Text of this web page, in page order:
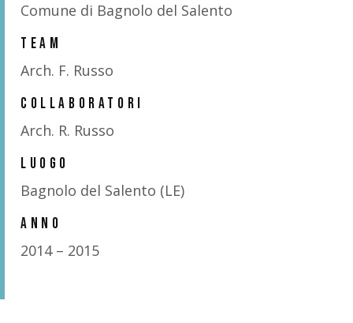
Comune di Bagnolo del Salento
TEAM
Arch. F. Russo
COLLABORATORI
Arch. R. Russo
LUOGO
Bagnolo del Salento (LE)
ANNO
2014 – 2015